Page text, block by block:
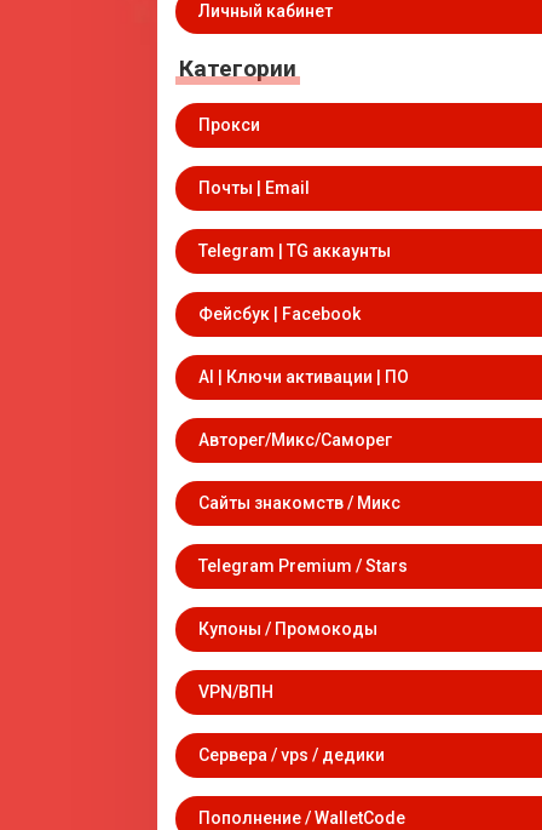
Личный кабинет
Категории
Прокси
Почты | Email
Telegram | TG аккаунты
Фейсбук | Facebook
AI | Ключи активации | ПО
Авторег/Микс/Саморег
Сайты знакомств / Микс
Telegram Premium / Stars
Купоны / Промокоды
VPN/ВПН
Сервера / vps / дедики
Пополнение / WalletCode